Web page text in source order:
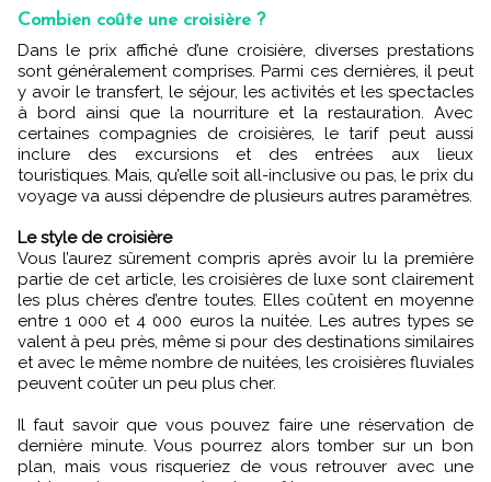
Combien coûte une croisière ?
Dans le prix affiché d’une croisière, diverses prestations
sont généralement comprises. Parmi ces dernières, il peut
y avoir le transfert, le séjour, les activités et les spectacles
à bord ainsi que la nourriture et la restauration. Avec
certaines compagnies de croisières, le tarif peut aussi
inclure des excursions et des entrées aux lieux
touristiques. Mais, qu’elle soit all-inclusive ou pas, le prix du
voyage va aussi dépendre de plusieurs autres paramètres.
Le style de croisière
Vous l’aurez sûrement compris après avoir lu la première
partie de cet article, les croisières de luxe sont clairement
les plus chères d’entre toutes. Elles coûtent en moyenne
entre 1 000 et 4 000 euros la nuitée. Les autres types se
valent à peu près, même si pour des destinations similaires
et avec le même nombre de nuitées, les croisières fluviales
peuvent coûter un peu plus cher.
Il faut savoir que vous pouvez faire une réservation de
dernière minute. Vous pourrez alors tomber sur un bon
plan, mais vous risqueriez de vous retrouver avec une